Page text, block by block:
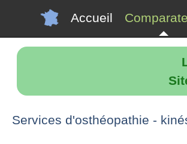
Accueil
Services d'osthéopathie -